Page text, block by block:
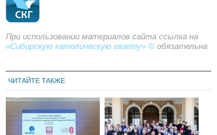
При использовании материалов сайта ссылка на
«Сибирскую католическую газету» © обязательна
ЧИТАЙТЕ ТАКЖЕ